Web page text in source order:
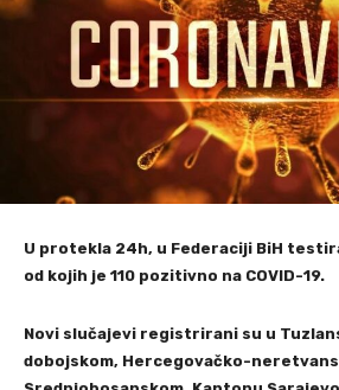
U protekla 24h, u Federaciji BiH testi
od kojih je 110 pozitivno na COVID-19.
Novi slučajevi registrirani su u
dobojskom, Hercegovačko-